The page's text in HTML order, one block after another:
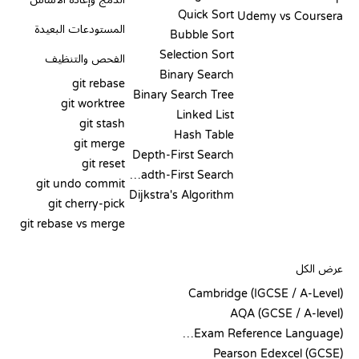
Udemy vs Coursera
Quick Sort
Bubble Sort
Selection Sort
Binary Search
Binary Search Tree
Linked List
Hash Table
Depth-First Search
Breadth-First Search
Dijkstra's Algorithm
المستودعات البعيدة
الفحص والتنظيف
git rebase
git worktree
git stash
git merge
git reset
git undo commit
git cherry-pick
git rebase vs merge
عرض الكل
Cambridge (IGCSE / A-Level)
AQA (GCSE / A-level)
OCR (Exam Reference Language)
Pearson Edexcel (GCSE)